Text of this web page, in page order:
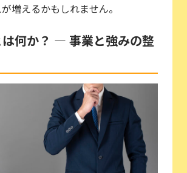
増えるかもしれません。
何か？ — 事業と強みの整